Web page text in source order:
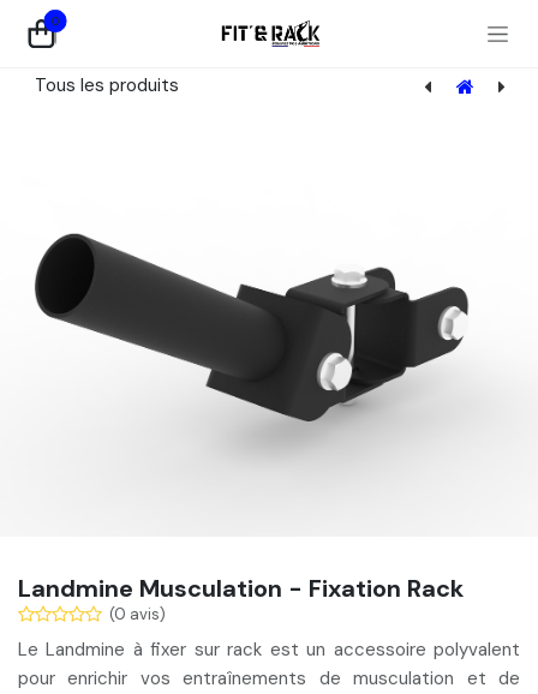
Se rendre au contenu
0
Tous les produits
Landmine Musculation - Fixation Rack
(0 avis)
Le Landmine à fixer sur rack est un accessoire polyvalent
pour enrichir vos entraînements demusculation et de